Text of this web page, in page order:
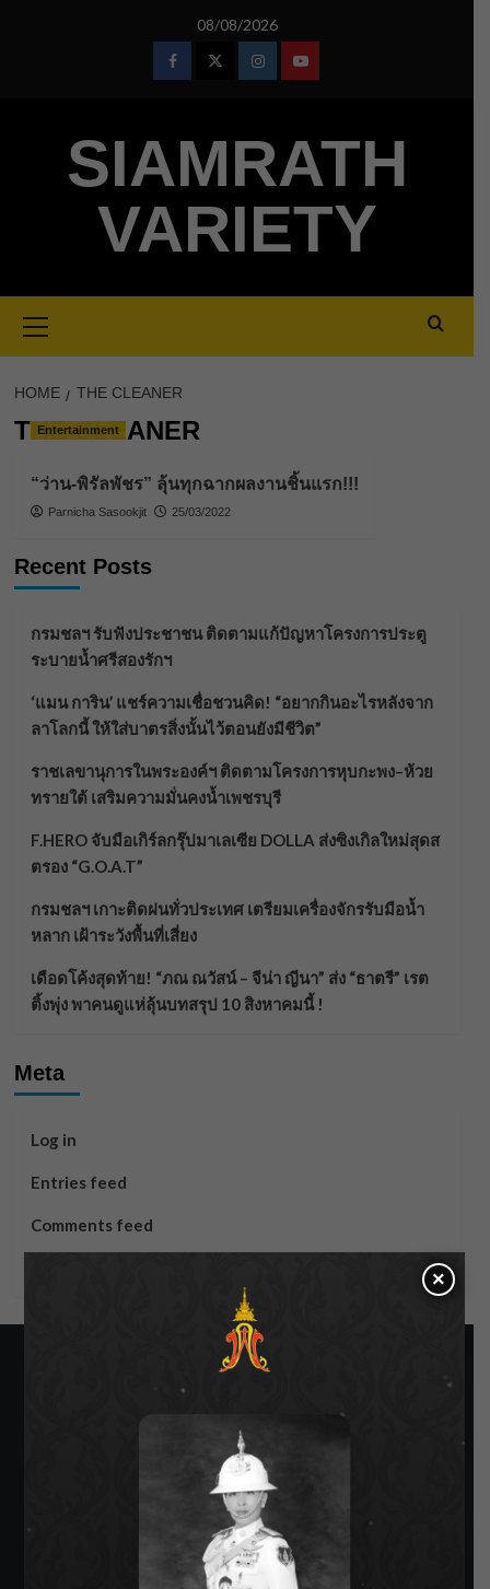
08/08/2026
FacebookTwitterInstagramYoutube
SIAMRATH
VARIETY
Menu
HOME THE CLEANER
THE CLEANER
Entertainment
“ว่าน-พิรัลพัชร” ลุ้นทุกฉากผลงานชิ้นแรก!!!
Parnicha Sasookjit 25/03/2022
Recent Posts
กรมชลฯ รับฟังประชาชน ติดตามแก้ปัญหาโครงการประตู
ระบายน้ำศรีสองรักฯ
‘แมน การิน’ แชร์ความเชื่อชวนคิด! “อยากกินอะไรหลังจาก
ลาโลกนี้ ให้ใส่บาตรสิ่งนั้นไว้ตอนยังมีชีวิต”
ราชเลขานุการในพระองค์ฯ ติดตามโครงการหุบกะพง–ห้วย
ทรายใต้ เสริมความมั่นคงน้ำเพชรบุรี
F.HERO จับมือเกิร์ลกรุ๊ปมาเลเซีย DOLLA ส่งซิงเกิลใหม่สุดส
ตรอง “G.O.A.T”
กรมชลฯ เกาะติดฝนทั่วประเทศ เตรียมเครื่องจักรรับมือน้ำ
หลาก เฝ้าระวังพื้นที่เสี่ยง
เดือดโค้งสุดท้าย! “ภณ ณวัสน์ – จีน่า ญีนา” ส่ง “ธาตรี” เรต
ติ้งพุ่ง พาคนดูแห่ลุ้นบทสรุป 10 สิงหาคมนี้ !
Meta
Log in
Entries feed
Comments feed
SIAMRATH VARIETY
×